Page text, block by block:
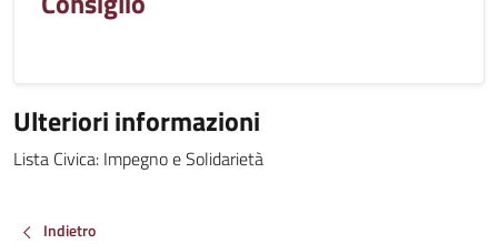
Ulteriori informazioni
Lista Civica: Impegno e Solidarietà
Indietro